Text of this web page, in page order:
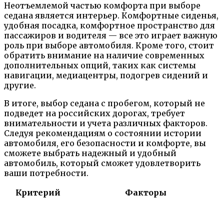
Неотъемлемой частью комфорта при выборе
седана является интерьер. Комфортные сиденья,
удобная посадка, комфортное пространство для
пассажиров и водителя — все это играет важную
роль при выборе автомобиля. Кроме того, стоит
обратить внимание на наличие современных
дополнительных опций, таких как системы
навигации, медиацентры, подогрев сидений и
другие.
В итоге, выбор седана с пробегом, который не
подведет на российских дорогах, требует
внимательности и учета различных факторов.
Следуя рекомендациям о состоянии истории
автомобиля, его безопасности и комфорте, вы
сможете выбрать надежный и удобный
автомобиль, который сможет удовлетворить
ваши потребности.
Критерий
Факторы